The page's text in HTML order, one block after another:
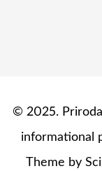
© 2025.
informational
Theme by